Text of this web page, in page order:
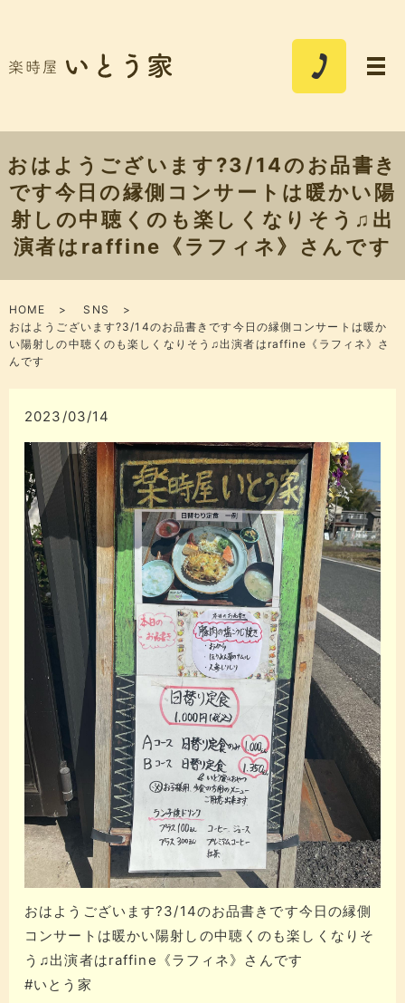
おはようございます?3/14のお品書き
です今日の縁側コンサートは暖かい陽
射しの中聴くのも楽しくなりそう♫出
演者はraffine《ラフィネ》さんです
HOME
SNS
おはようございます?3/14のお品書きです今日の縁側コンサートは暖か
い陽射しの中聴くのも楽しくなりそう♫出演者はraffine《ラフィネ》さ
んです
2023/03/14
おはようございます?3/14のお品書きです今日の縁側
コンサートは暖かい陽射しの中聴くのも楽しくなりそ
う♫出演者はraffine《ラフィネ》さんです
#いとう家